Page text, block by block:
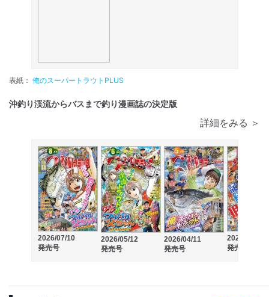
表紙： 俺のスーパートラウトPLUS
沖釣り渓流からバスまで釣り漫画誌の決定版
詳細をみる ＞
2026/07/10
発売号
2026/05/12
発売号
2026/04/11
発売号
2026/03/12
発売号